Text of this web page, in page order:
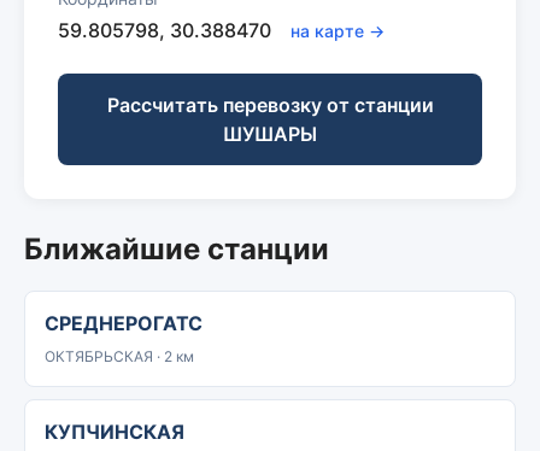
59.805798, 30.388470 на карте →
Рассчитать перевозку от станции
ШУШАРЫ
Ближайшие станции
СРЕДНЕРОГАТС
ОКТЯБРЬСКАЯ · 2 км
КУПЧИНСКАЯ